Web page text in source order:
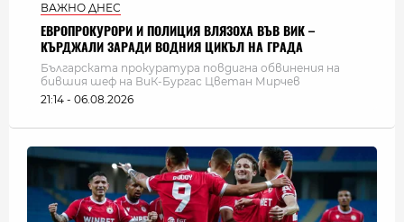
ВАЖНО ДНЕС
ЕВРОПРОКУРОРИ И ПОЛИЦИЯ ВЛЯЗОХА ВЪВ ВИК –
КЪРДЖАЛИ ЗАРАДИ ВОДНИЯ ЦИКЪЛ НА ГРАДА
Българската прокуратура повдигна обвинения на
бившия шеф на ВиК-Бургас Цветан Мирчев
21:14 - 06.08.2026